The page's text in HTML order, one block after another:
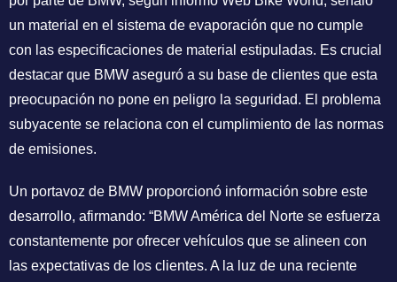
un material en el sistema de evaporación que no cumple
con las especificaciones de material estipuladas. Es crucial
destacar que BMW aseguró a su base de clientes que esta
preocupación no pone en peligro la seguridad. El problema
subyacente se relaciona con el cumplimiento de las normas
de emisiones.
Un portavoz de BMW proporcionó información sobre este
desarrollo, afirmando: “BMW América del Norte se esfuerza
constantemente por ofrecer vehículos que se alineen con
las expectativas de los clientes. A la luz de una reciente